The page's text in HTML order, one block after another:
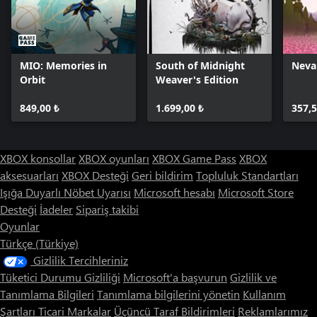
MIO: Memories in
Orbit
849,00 ₺
South of Midnight
Weaver's Edition
1.699,00 ₺
Neva
XBOX konsollarXBOX oyunları XBOX Game Pass XBOX
aksesuarları XBOX Desteği Geri bildirim Topluluk Standartları
Işığa Duyarlı Nöbet Uyarısı Microsoft hesabı Microsoft Store
Desteği İadeler Sipariş takibi
Oyunlar
Türkçe (Türkiye)
Gizlilik Tercihleriniz
Tüketici Durumu Gizliliği Microsoft'a başvurun Gizlilik ve
Tanımlama Bilgileri Tanımlama bilgilerini yönetin Kullanım
Şartları Ticari Markalar Üçüncü Taraf Bildirimleri Reklamlarımız